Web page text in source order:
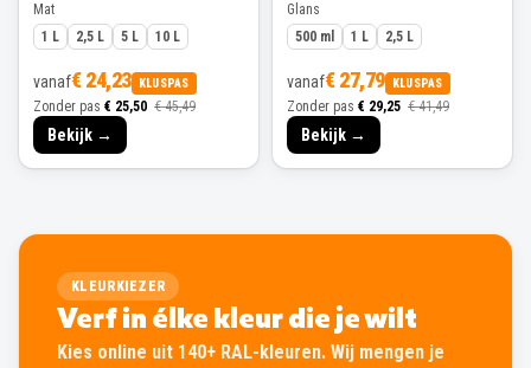
Mat
1 L
2,5 L 5 L 10 L
vanaf€ 24,23 KLUSPAS
Zonder pas € 25,50 € 45,49
Bekijk →
Glans
500 ml
1 L 2,5 L
vanaf€ 27,79 KLUSPAS
Zonder pas € 29,25 € 41,49
Bekijk →
KLEURKIEZER
Verf in élke kleur die je wilt
Kies online uit 140+ RAL-kleuren. Wij mengen je